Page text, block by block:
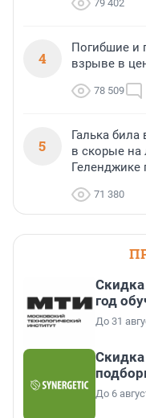
79 402
4
Погибшие и
взрыве в
78 509
5
Галька
в скорые на
71 380
год
До 31
До 6